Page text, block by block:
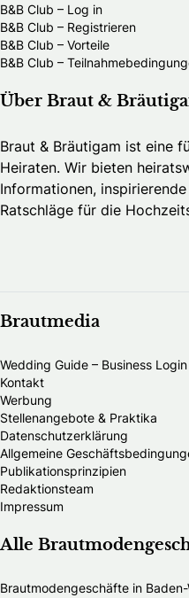
B&B Club – Log in
B&B Club – Registrieren
B&B Club – Vorteile
B&B Club –
Über Braut &
Braut & Bräutigam ist eine
Heiraten. Wir bieten
Informationen,
Ratschläge für die
Brautmedia
Wedding Guide – Business Login
Kontakt
Werbung
Stellenangebote & Praktika
Datenschutzerklärung
Allgemeine
Publikationsprinzipien
Redaktionsteam
Impressum
Alle
Brautmodengeschäfte in